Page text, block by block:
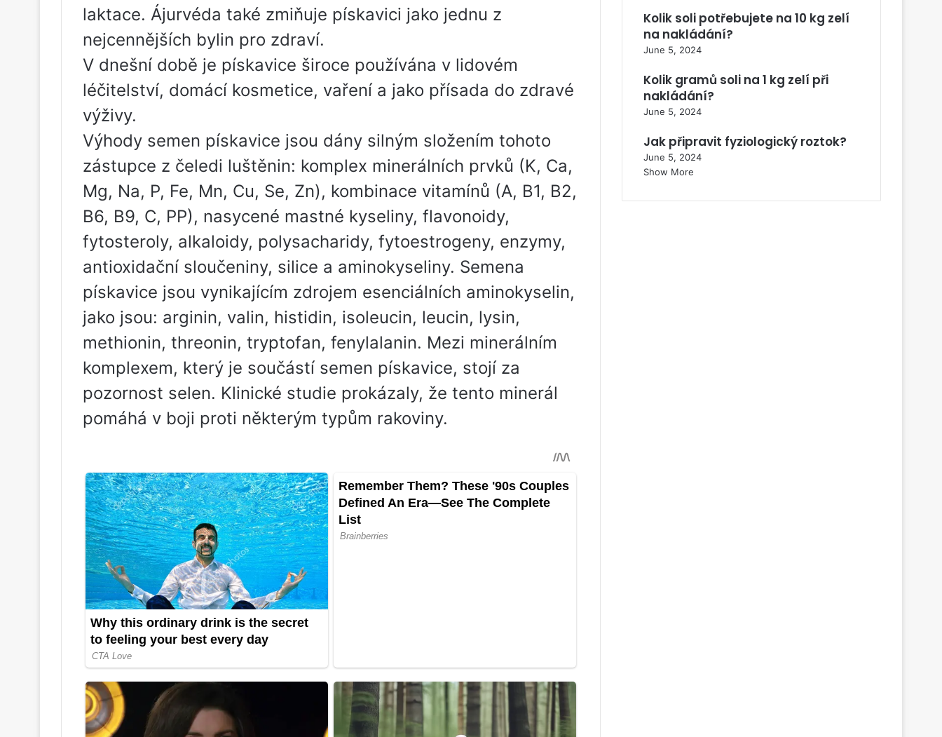
laktace. Ájurvéda také zmiňuje pískavici jako jednu z
nejcennějších bylin pro zdraví.
V dnešní době je pískavice široce používána v lidovém
léčitelství, domácí kosmetice, vaření a jako přísada do zdravé
výživy.
Výhody semen pískavice jsou dány silným složením tohoto
zástupce z čeledi luštěnin: komplex minerálních prvků (K, Ca,
Mg, Na, P, Fe, Mn, Cu, Se, Zn), kombinace vitamínů (A, B1, B2,
B6, B9, C, PP), nasycené mastné kyseliny, flavonoidy,
fytosteroly, alkaloidy, polysacharidy, fytoestrogeny, enzymy,
antioxidační sloučeniny, silice a aminokyseliny. Semena
pískavice jsou vynikajícím zdrojem esenciálních aminokyselin,
jako jsou: arginin, valin, histidin, isoleucin, leucin, lysin,
methionin, threonin, tryptofan, fenylalanin. Mezi minerálním
komplexem, který je součástí semen pískavice, stojí za
pozornost selen. Klinické studie prokázaly, že tento minerál
pomáhá v boji proti některým typům rakoviny.
Kolik soli potřebujete na 10 kg zelí
na nakládání?
June 5, 2024
Kolik gramů soli na 1 kg zelí při
nakládání?
June 5, 2024
Jak připravit fyziologický roztok?
June 5, 2024
Show More